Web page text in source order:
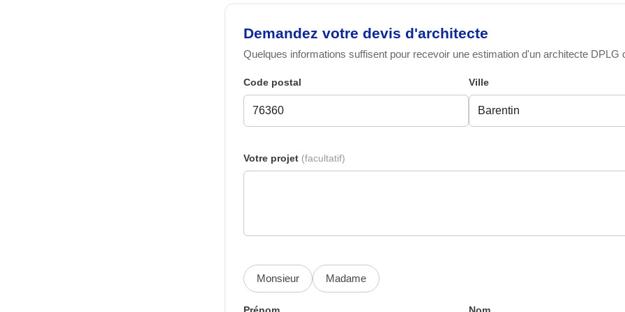
Demandez votre devis d'architecte
Quelques informations suffisent pour recevoir une estimation d'un architecte DPLG
Code postal Ville
Votre projet (facultatif)
Monsieur Madame